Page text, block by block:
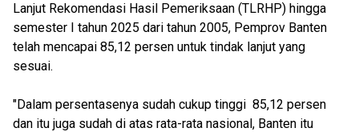
Lanjut Rekomendasi Hasil Pemeriksaan (TLRHP) hingga
semester I tahun 2025 dari tahun 2005, Pemprov Banten
telah mencapai 85,12 persen untuk tindak lanjut yang
sesuai.
"Dalam persentasenya sudah cukup tinggi 85,12 persen
dan itu juga sudah di atas rata-rata nasional, Banten itu